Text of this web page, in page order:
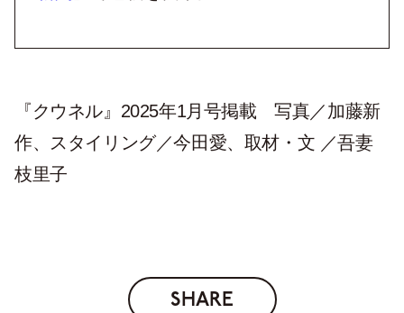
『クウネル』2025年1月号掲載 写真／加藤新
作、スタイリング／今田愛、取材・文 ／吾妻
枝里子
SHARE